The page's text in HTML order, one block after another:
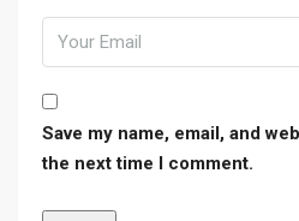
Save my name, email, and
the next time I comment.